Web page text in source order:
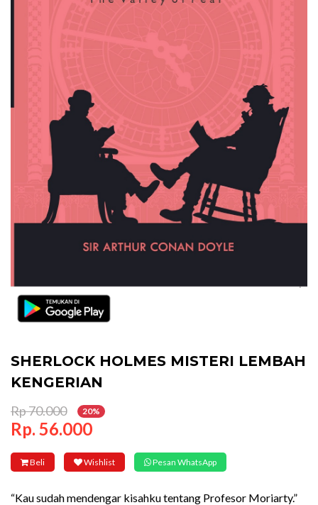
SHERLOCK HOLMES MISTERI LEMBAH
KENGERIAN
Rp 70.000 20%
Rp. 56.000
Beli Wishlist Pesan WhatsApp
“Kau sudah mendengar kisahku tentang Profesor Moriarty.”